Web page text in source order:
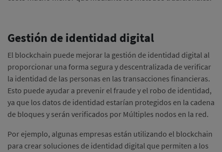
Gestión de identidad digital
El blockchain puede mejorar la gestión de identidad digital al
proporcionar una forma segura y descentralizada de verificar
la identidad de las personas en las transacciones financieras.
Esto puede ayudar a prevenir el fraude y el robo de identidad,
ya que los datos de identidad estarían protegidos en la cadena
de bloques y serán verificados por Múltiples nodos en la red.
Por ejemplo, algunas empresas están utilizando el blockchain
para crear soluciones de identidad digital que permiten a los